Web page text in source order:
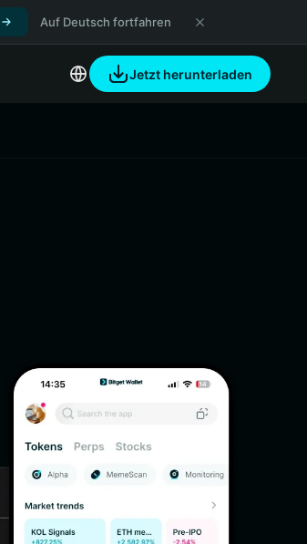
Auf Deutsch fortfahren
Jetzt herunterladen